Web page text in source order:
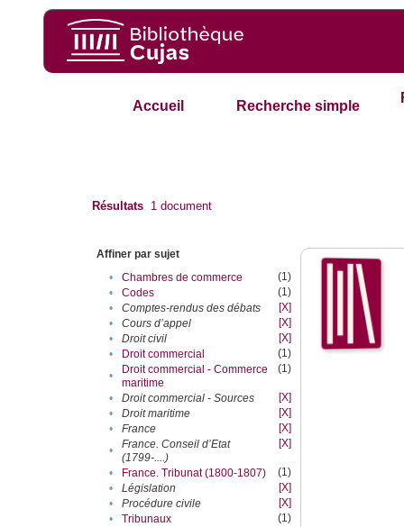
Accueil Recherche simple
Résultats 1 document
Affiner par sujet
•
Chambres de commerce
(1)
•
Codes
(1)
•
Comptes-rendus des débats
[X]
•
Cours d’appel
[X]
•
Droit civil
[X]
•
Droit commercial
(1)
•
Droit commercial - Commerce
maritime
(1)
• Droit commercial - Sources
[X]
•
Droit maritime
[X]
•
France
[X]
•
France. Conseil d’Etat
(1799-....)
[X]
• France. Tribunat (1800-1807)
(1)
•
Législation
[X]
•
Procédure civile
[X]
•
Tribunaux
(1)